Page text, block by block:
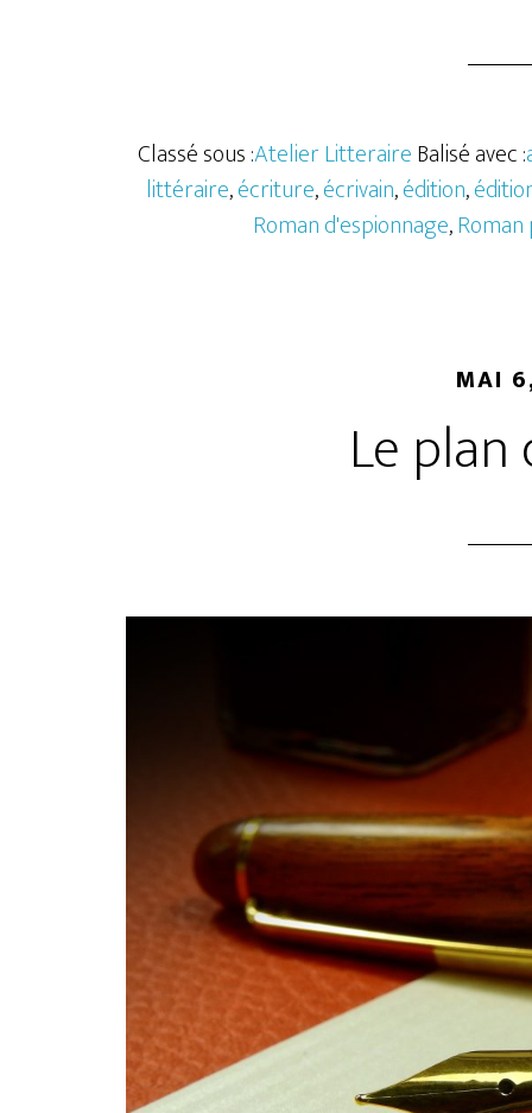
Classé sous :Atelier LitteraireBalisé avec :
littéraire,écriture,écrivain,édition,
Roman d'espionnage,
MAI
Le